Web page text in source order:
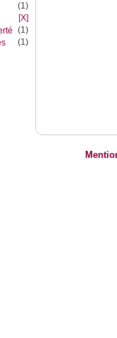
(1)
[X]
(1)
(1)